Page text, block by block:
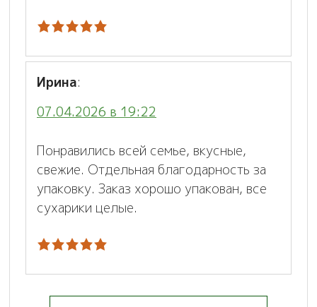
Ирина:
07.04.2026 в 19:22
Понравились всей семье, вкусные,
свежие. Отдельная благодарность за
упаковку. Заказ хорошо упакован, все
сухарики целые.